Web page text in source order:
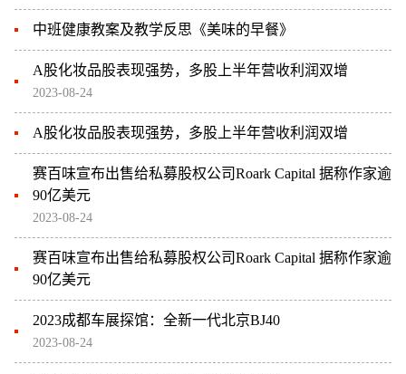
中班健康教案及教学反思《美味的早餐》
A股化妆品股表现强势，多股上半年营收利润双增
2023-08-24
A股化妆品股表现强势，多股上半年营收利润双增
赛百味宣布出售给私募股权公司Roark Capital 据称作家逾
90亿美元
2023-08-24
赛百味宣布出售给私募股权公司Roark Capital 据称作家逾
90亿美元
2023成都车展探馆：全新一代北京BJ40
2023-08-24